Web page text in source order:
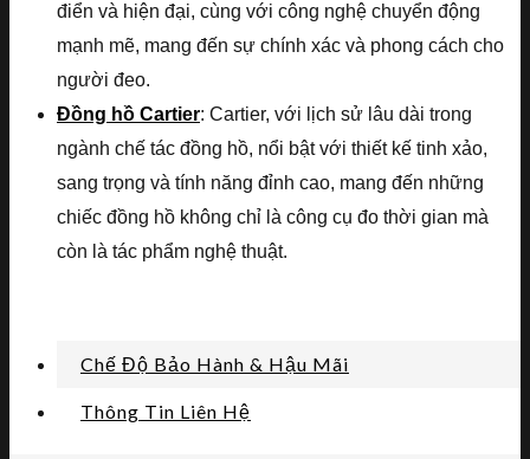
điển và hiện đại, cùng với công nghệ chuyển động
mạnh mẽ, mang đến sự chính xác và phong cách cho
người đeo.
Đồng hồ Cartier: Cartier, với lịch sử lâu dài trong
ngành chế tác đồng hồ, nổi bật với thiết kế tinh xảo,
sang trọng và tính năng đỉnh cao, mang đến những
chiếc đồng hồ không chỉ là công cụ đo thời gian mà
còn là tác phẩm nghệ thuật.
Chế Độ Bảo Hành & Hậu Mãi
Thông Tin Liên Hệ